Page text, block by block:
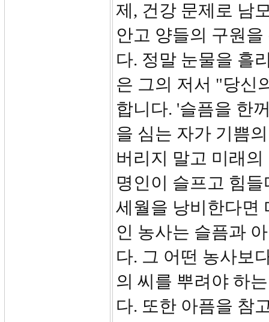
제, 건강 문제로 남
안고 양들의 구원
다. 정말 눈물을 흘
은 그의 저서 "당신
합니다. '슬픔을 한
을 심는 자가 기쁨
버리지 말고 미래
명인이 슬프고 힘
세월을 낭비한다면
인 농사는 슬픔과
다. 그 어떤 농사보
의 씨를 뿌려야 하
다. 또한 아픔을 참